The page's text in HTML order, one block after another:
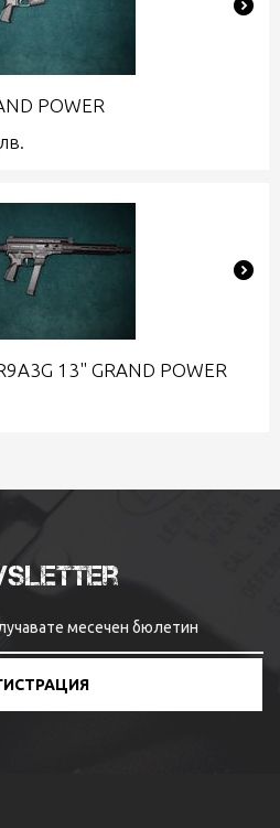
POWER
лв.
13" GRAND POWER